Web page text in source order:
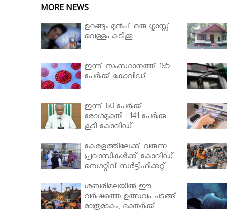
MORE NEWS
ഉറങ്ങും മുന്‍പ് ഒരു ഗ്ലാസ്സ്
വെള്ളം കുടിക്കൂ...
ഇന്ന് സംസ്ഥാനത്ത് 195
പേര്‍ക്ക് കോവിഡ് ...
ഇന്ന് 60 പേർക്ക്
രോഗമുക്തി ; 141 പേര്‍ക്കു
കൂടി കോവിഡ്
കേരളത്തിലേക്ക് വരുന്ന
പ്രവാസികള്‍ക്ക് കോവിഡ്
നെഗറ്റീവ് സര്‍ട്ടിഫിക്കറ്റ്
മന്ത്രിസഭ
ശബരിമലയില്‍ ഈ
വർഷത്തെ ഉത്സവം ചടങ്ങ്
മാത്രമാകും; ഭക്തർക്ക്